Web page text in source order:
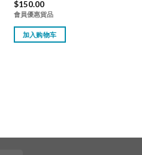
$150.00
會員優惠貨品
加入购物车